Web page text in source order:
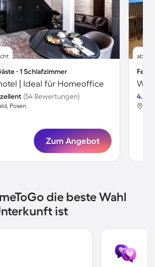
∙ 1 Schlafzimmer
| Ideal für Homeoffice
(54 Bewertungen)
Posen
Zum Angebot
ab
4.6
die beste Wahl
ist